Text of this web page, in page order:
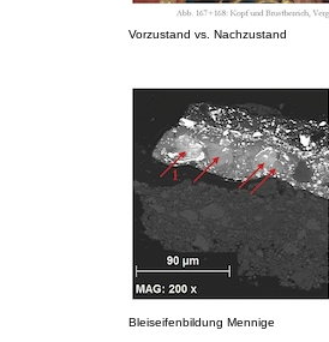
Vorzustand vs. Nachzustand
Bleiseifenbildung Mennige